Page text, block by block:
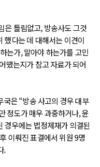
은 틀림없고, 방송사도 그것
했다는 데 대해서는 이견이
는가, 말아야 하는가를 고민
땠는지가 참고 자료가 되어
은 “방송 사고의 경우 대부
정도가 매우 과중하거나, 윤
경우에는 법정제재가 의결된
이뤄진 표결에서 위원 9명
.